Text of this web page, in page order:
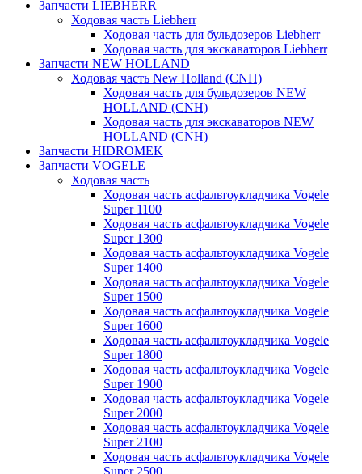
Запчасти LIEBHERR
Ходовая часть Liebherr
Ходовая часть для бульдозеров Liebherr
Ходовая часть для экскаваторов Liebherr
Запчасти NEW HOLLAND
Ходовая часть New Holland (CNH)
Ходовая часть для бульдозеров NEW
HOLLAND (CNH)
Ходовая часть для экскаваторов NEW
HOLLAND (CNH)
Запчасти HIDROMEK
Запчасти VOGELE
Ходовая часть
Ходовая часть асфальтоукладчика Vogele
Super 1100
Ходовая часть асфальтоукладчика Vogele
Super 1300
Ходовая часть асфальтоукладчика Vogele
Super 1400
Ходовая часть асфальтоукладчика Vogele
Super 1500
Ходовая часть асфальтоукладчика Vogele
Super 1600
Ходовая часть асфальтоукладчика Vogele
Super 1800
Ходовая часть асфальтоукладчика Vogele
Super 1900
Ходовая часть асфальтоукладчика Vogele
Super 2000
Ходовая часть асфальтоукладчика Vogele
Super 2100
Ходовая часть асфальтоукладчика Vogele
Super 2500